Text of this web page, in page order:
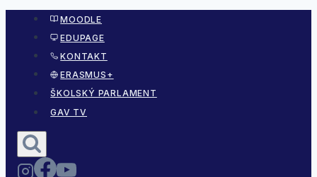
MOODLE
EDUPAGE
KONTAKT
ERASMUS+
ŠKOLSKÝ PARLAMENT
GAV TV